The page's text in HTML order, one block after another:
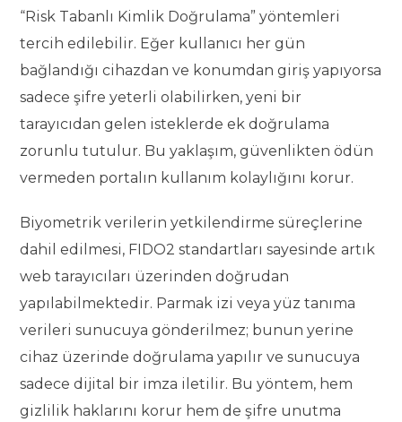
“Risk Tabanlı Kimlik Doğrulama” yöntemleri
tercih edilebilir. Eğer kullanıcı her gün
bağlandığı cihazdan ve konumdan giriş yapıyorsa
sadece şifre yeterli olabilirken, yeni bir
tarayıcıdan gelen isteklerde ek doğrulama
zorunlu tutulur. Bu yaklaşım, güvenlikten ödün
vermeden portalın kullanım kolaylığını korur.
Biyometrik verilerin yetkilendirme süreçlerine
dahil edilmesi, FIDO2 standartları sayesinde artık
web tarayıcıları üzerinden doğrudan
yapılabilmektedir. Parmak izi veya yüz tanıma
verileri sunucuya gönderilmez; bunun yerine
cihaz üzerinde doğrulama yapılır ve sunucuya
sadece dijital bir imza iletilir. Bu yöntem, hem
gizlilik haklarını korur hem de şifre unutma